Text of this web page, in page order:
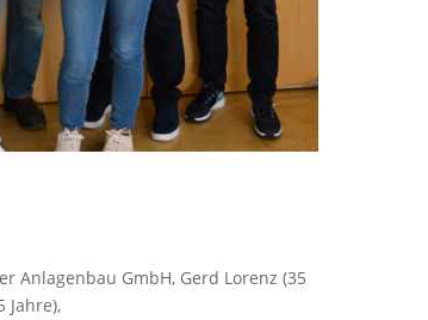
Anlagenbau GmbH, Gerd Lorenz (35
Jahre),